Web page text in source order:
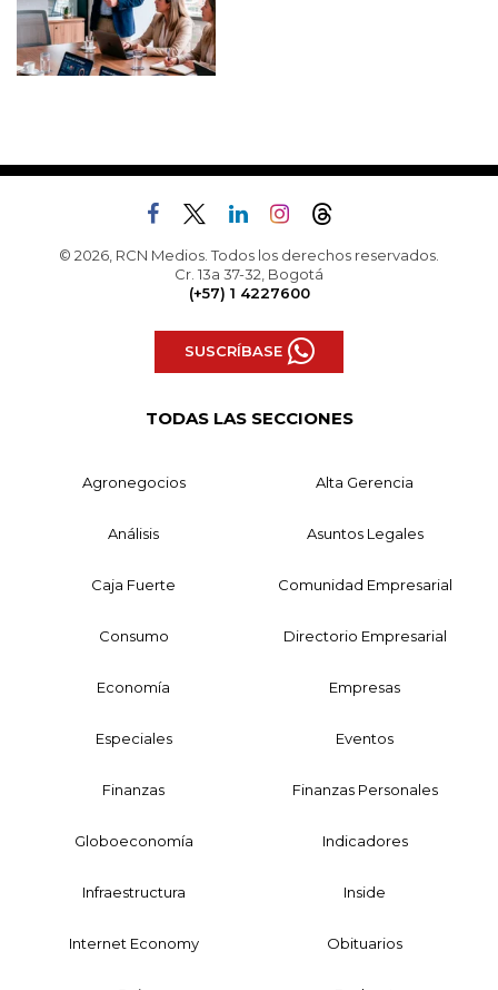
© 2026, RCN Medios. Todos los derechos reservados.
Cr. 13a 37-32, Bogotá
(+57) 1 4227600
SUSCRÍBASE
TODAS LAS SECCIONES
Agronegocios Alta Gerencia
Análisis Asuntos Legales
Caja Fuerte Comunidad Empresarial
Consumo Directorio Empresarial
Economía Empresas
Especiales Eventos
Finanzas Finanzas Personales
Globoeconomía Indicadores
Infraestructura Inside
Internet Economy Obituarios